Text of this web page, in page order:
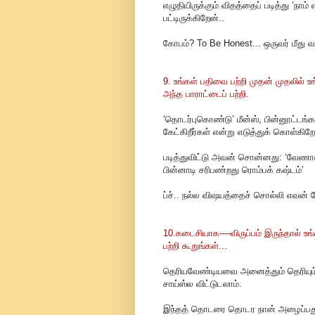
எழுதியிருக்கும் விதத்தைப் படித்து
பட்டிருக்கிறேன்..
கோபம்? To Be Honest... ஒருவர்
9. உங்கள் பதிவை பற்றி முதன் முதலில்
அந்த பாராட்டைப் பற்றி.
‘தொடர்புகொண்டு’ மீன்ஸ்,
கேட்கிறீர்கள் என்று எடுத்துக்
படித்துவிட்டு அவன் சொன்னது:
பின்னாடி சரிபண்றது ரொம்பக் கஷ்டம்’
ப்ச்.. நல்ல விஷயத்தைச் சொல்லி எவன்
10.கடைசியாக----விருப்பம் இருந்தால்
பற்றி கூறுங்கள்...
தெரியவேண்டியவை அனைத்தும்
சாய்ஸ்ல விட்டுடலாம்.
இந்தத் தொடரை தொடர நான்